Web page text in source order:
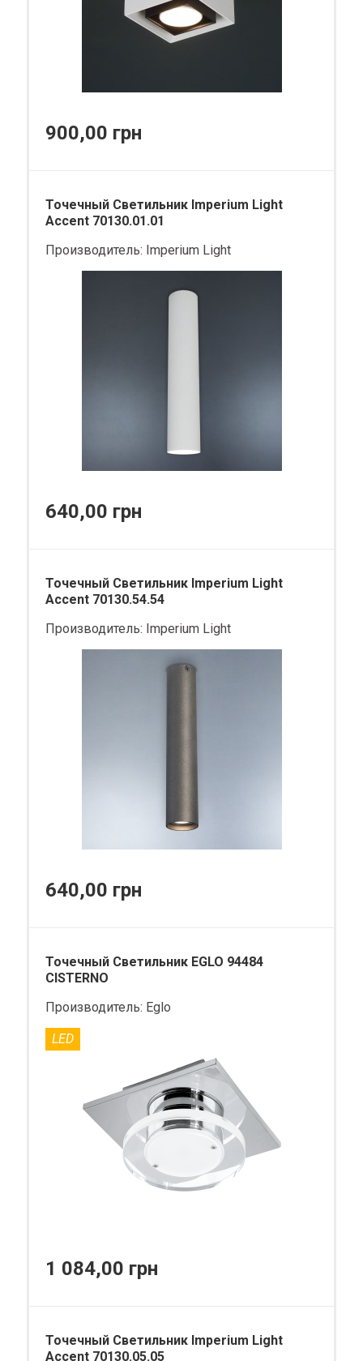
900,00 грн
Точечный Светильник Imperium Light
Accent 70130.01.01
Производитель: Imperium Light
640,00 грн
Точечный Светильник Imperium Light
Accent 70130.54.54
Производитель: Imperium Light
640,00 грн
Точечный Светильник EGLO 94484
CISTERNO
Производитель: Eglo
LED
1 084,00 грн
Точечный Светильник Imperium Light
Accent 70130.05.05